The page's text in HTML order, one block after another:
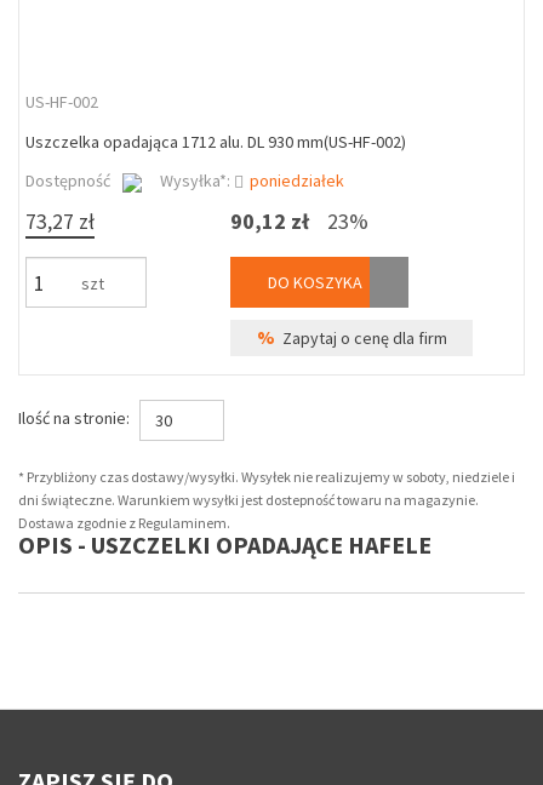
US-HF-002
Uszczelka opadająca 1712 alu. DL 930 mm(US-HF-002)
Dostępność
Wysyłka*: poniedziałek
73,27 zł
szt
90,12 zł 23%
DO KOSZYKA
% Zapytaj o cenę dla firm
Ilość na stronie: 30
* Przybliżony czas dostawy/wysyłki. Wysyłek nie realizujemy w soboty, niedziele i
dni świąteczne. Warunkiem wysyłki jest dostepność towaru na magazynie.
Dostawa zgodnie z Regulaminem.
OPIS - USZCZELKI OPADAJĄCE HAFELE